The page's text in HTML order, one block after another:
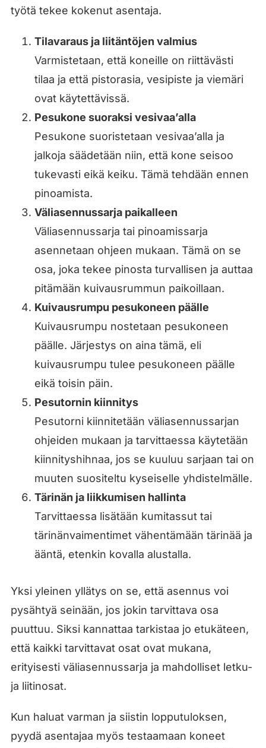
työtä tekee kokenut asentaja.
Tilavaraus ja liitäntöjen valmius
Varmistetaan, että koneille on riittävästi
tilaa ja että pistorasia, vesipiste ja viemäri
ovat käytettävissä.
Pesukone suoraksi vesivaa’alla
Pesukone suoristetaan vesivaa’alla ja
jalkoja säädetään niin, että kone seisoo
tukevasti eikä keiku. Tämä tehdään ennen
pinoamista.
Väliasennussarja paikalleen
Väliasennussarja tai pinoamissarja
asennetaan ohjeen mukaan. Tämä on se
osa, joka tekee pinosta turvallisen ja auttaa
pitämään kuivausrummun paikoillaan.
Kuivausrumpu pesukoneen päälle
Kuivausrumpu nostetaan pesukoneen
päälle. Järjestys on aina tämä, eli
kuivausrumpu tulee pesukoneen päälle
eikä toisin päin.
Pesutornin kiinnitys
Pesutorni kiinnitetään väliasennussarjan
ohjeiden mukaan ja tarvittaessa käytetään
kiinnityshihnaa, jos se kuuluu sarjaan tai on
muuten suositeltu kyseiselle yhdistelmälle.
Tärinän ja liikkumisen hallinta
Tarvittaessa lisätään kumitassut tai
tärinänvaimentimet vähentämään tärinää ja
ääntä, etenkin kovalla alustalla.
Yksi yleinen yllätys on se, että asennus voi
pysähtyä seinään, jos jokin tarvittava osa
puuttuu. Siksi kannattaa tarkistaa jo etukäteen,
että kaikki tarvittavat osat ovat mukana,
erityisesti väliasennussarja ja mahdolliset letku-
ja liitinosat.
Kun haluat varman ja siistin lopputuloksen,
pyydä asentajaa myös testaamaan koneet